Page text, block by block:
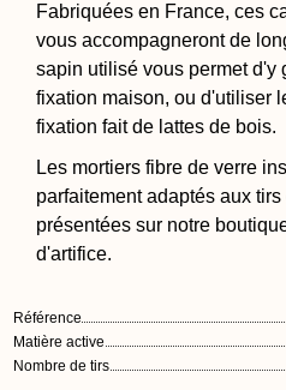
Fabriquées en France, ces
vous accompagneront de
sapin utilisé vous permet d'y
fixation maison, ou d'utiliser
fixation fait de lattes de bois.
Les mortiers fibre de verre
parfaitement adaptés aux
présentées sur notre
d'artifice.
Référence
Matière active
Nombre de tirs